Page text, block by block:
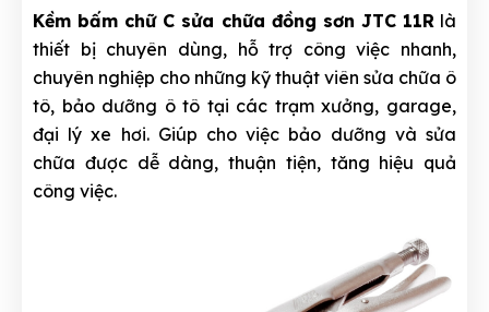
Kềm bấm chữ C sửa chữa đồng sơn JTC 11Rlà
thiết bị chuyên dùng, hỗ trợ công việc nhanh,
chuyên nghiệp cho những kỹ thuật viên sửa chữa ô
tô, bảo dưỡng ô tô tại các trạm xưởng, garage,
đại lý xe hơi. Giúp cho việc bảo dưỡng và sửa
chữa được dễ dàng, thuận tiện, tăng hiệu quả
công việc.